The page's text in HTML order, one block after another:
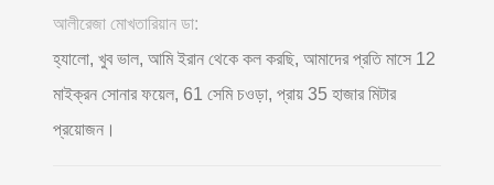
আলীরেজা মোখতারিয়ান ডা:
হ্যালো, খুব ভাল, আমি ইরান থেকে কল করছি, আমাদের প্রতি মাসে 12
মাইক্রন সোনার ফয়েল, 61 সেমি চওড়া, প্রায় 35 হাজার মিটার
প্রয়োজন।